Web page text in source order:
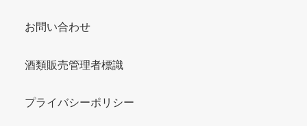
お問い合わせ
酒類販売管理者標識
プライバシーポリシー